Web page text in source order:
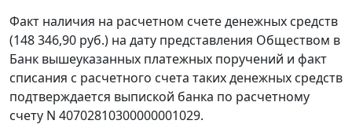
Факт наличия на расчетном счете денежных средств
(148 346,90 руб.) на дату представления Обществом в
Банк вышеуказанных платежных поручений и факт
списания с расчетного счета таких денежных средств
подтверждается выпиской банка по расчетному
счету N 40702810300000001029.